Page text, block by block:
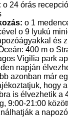
o 24 órás
o 1
o 9 lyukú
és
400 m o
Vigilia park
napján
azonban már
hogy
is élvezhetik a
9:00-21:00
a